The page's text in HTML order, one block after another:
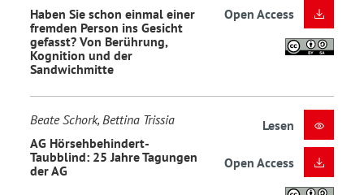
Haben Sie schon einmal einer
fremden Person ins Gesicht
gefasst? Von Berührung,
Kognition und der
Sandwichmitte
Open Access
Beate Schork, Bettina Trissia
AG Hörsehbehindert-
Taubblind: 25 Jahre Tagungen
der AG
Lesen
Open Access